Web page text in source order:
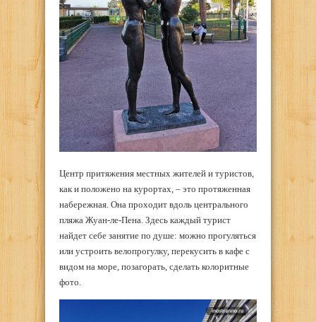
Центр притяжения местных жителей и туристов,
как и положено на курортах, – это протяженная
набережная. Она проходит вдоль центрального
пляжа Жуан-ле-Пена. Здесь каждый турист
найдет себе занятие по душе: можно прогуляться
или устроить велопрогулку, перекусить в кафе с
видом на море, позагорать, сделать колоритные
фото.